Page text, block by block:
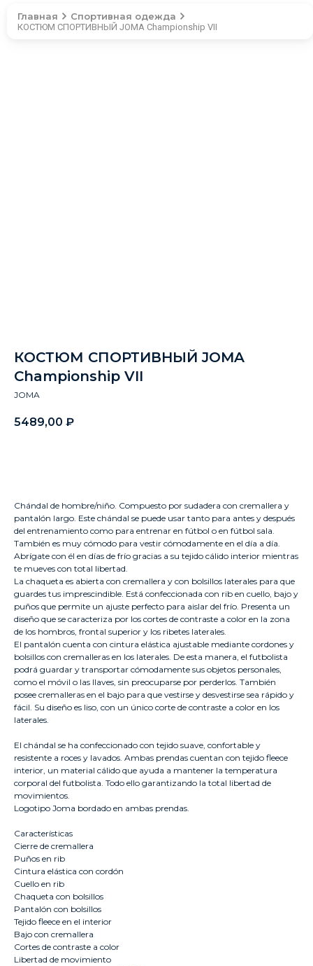
Главная Спортивная одежда
КОСТЮМ СПОРТИВНЫЙ JOMA Championship VII
КОСТЮМ СПОРТИВНЫЙ JOMA
Championship VII
JOMA
5489,00 ₽
Chándal de hombre/niño. Compuesto por sudadera con cremallera y
pantalón largo. Este chándal se puede usar tanto para antes y después
del entrenamiento como para entrenar en fútbol o en fútbol sala.
También es muy cómodo para vestir cómodamente en el día a día.
Abrígate con él en días de frío gracias a su tejido cálido interior mientras
te mueves con total libertad.
La chaqueta es abierta con cremallera y con bolsillos laterales para que
guardes tus imprescindible. Está confeccionada con rib en cuello, bajo y
puños que permite un ajuste perfecto para aislar del frío. Presenta un
diseño que se caracteriza por los cortes de contraste a color en la zona
de los hombros, frontal superior y los ribetes laterales.
El pantalón cuenta con cintura elástica ajustable mediante cordones y
bolsillos con cremalleras en los laterales. De esta manera, el futbolista
podrá guardar y transportar cómodamente sus objetos personales,
como el móvil o las llaves, sin preocuparse por perderlos. También
posee cremalleras en el bajo para que vestirse y desvestirse sea rápido y
fácil. Su diseño es liso, con un único corte de contraste a color en los
laterales.
El chándal se ha confeccionado con tejido suave, confortable y
resistente a roces y lavados. Ambas prendas cuentan con tejido fleece
interior, un material cálido que ayuda a mantener la temperatura
corporal del futbolista. Todo ello garantizando la total libertad de
movimientos.
Logotipo Joma bordado en ambas prendas.
Características
Cierre de cremallera
Puños en rib
Cintura elástica con cordón
Cuello en rib
Chaqueta con bolsillos
Pantalón con bolsillos
Tejido fleece en el interior
Bajo con cremallera
Cortes de contraste a color
Libertad de movimiento